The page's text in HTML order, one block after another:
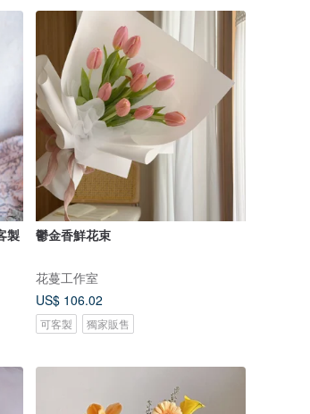
製
鬱金香鮮花束
花蔓工作室
US$ 106.02
可客製 獨家販售